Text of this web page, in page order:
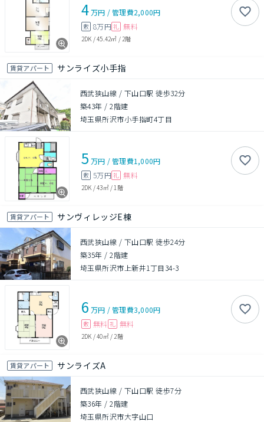
4万円 /管理費2,000円
敷 8万円 礼 無料
2DK /45.42㎡ / 2階
賃貸アパート サンライズ小手指
西武狭山線 / 下山口駅 徒歩32分
築43年 /2階建
埼玉県所沢市小手指町4丁目
5 万円 /管理費1,000円
敷 5万円 礼 無料
2DK /43㎡/ 1階
賃貸アパート サンヴィレッジE棟
西武狭山線 / 下山口駅 徒歩24分
築35年 /2階建
埼玉県所沢市上新井1丁目34-3
6 万円 /管理費3,000円
敷 無料 礼 無料
2DK /40㎡/ 2階
賃貸アパート サンライズA
西武狭山線 / 下山口駅 徒歩7分
築36年 /2階建
埼玉県所沢市大字山口